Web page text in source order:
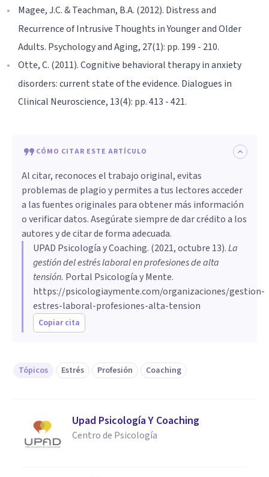
Magee, J.C. & Teachman, B.A. (2012). Distress and
Recurrence of Intrusive Thoughts in Younger and Older
Adults. Psychology and Aging, 27(1): pp. 199 - 210.
Otte, C. (2011). Cognitive behavioral therapy in anxiety
disorders: current state of the evidence. Dialogues in
Clinical Neuroscience, 13(4): pp. 413 - 421.
CÓMO CITAR ESTE ARTÍCULO
Al citar, reconoces el trabajo original, evitas
problemas de plagio y permites a tus lectores acceder
a las fuentes originales para obtener más información
o verificar datos. Asegúrate siempre de dar crédito a los
autores y de citar de forma adecuada.
UPAD Psicología y Coaching. (2021, octubre 13).La
gestión del estrés laboral en profesiones de alta
tensión. Portal Psicología y Mente.
https://psicologiaymente.com/organizaciones/gestion-
estres-laboral-profesiones-alta-tension
Copiar cita
Tópicos Estrés Profesión Coaching
Upad Psicología Y Coaching
Centro de Psicología